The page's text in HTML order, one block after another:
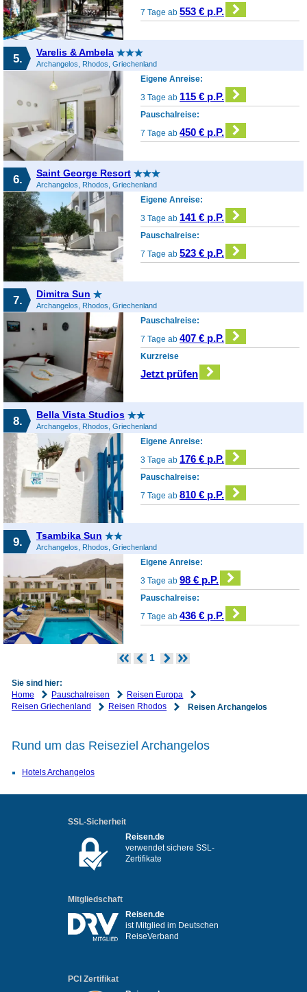
7 Tage ab553 € p.P.
5. Varelis & Ambela
Archangelos, Rhodos, Griechenland
Eigene Anreise:
3 Tage ab 115 € p.P.
Pauschalreise:
7 Tage ab450 € p.P.
6. Saint George Resort
Archangelos, Rhodos, Griechenland
Eigene Anreise:
3 Tage ab 141 € p.P.
Pauschalreise:
7 Tage ab523 € p.P.
7. Dimitra Sun
Archangelos, Rhodos, Griechenland
Pauschalreise:
7 Tage ab407 € p.P.
Kurzreise
Jetzt prüfen
8. Bella Vista Studios
Archangelos, Rhodos, Griechenland
Eigene Anreise:
3 Tage ab 176 € p.P.
Pauschalreise:
7 Tage ab810 € p.P.
9. Tsambika Sun
Archangelos, Rhodos, Griechenland
Eigene Anreise:
3 Tage ab98 € p.P.
Pauschalreise:
7 Tage ab436 € p.P.
1
Sie sind hier:
Home
Pauschalreisen
Reisen Europa
Reisen Griechenland
Reisen Rhodos Reisen Archangelos
Rund um das Reiseziel Archangelos
Hotels Archangelos
SSL-Sicherheit
Reisen.de
verwendet sichere SSL-
Zertifikate
Mitgliedschaft
Reisen.de
ist Mitglied im Deutschen
ReiseVerband
PCI Zertifikat